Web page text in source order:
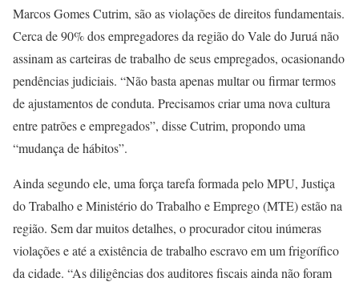
Marcos Gomes Cutrim, são as violações de direitos fundamentais.
Cerca de 90% dos empregadores da região do Vale do Juruá não
assinam as carteiras de trabalho de seus empregados, ocasionando
pendências judiciais. “Não basta apenas multar ou firmar termos
de ajustamentos de conduta. Precisamos criar uma nova cultura
entre patrões e empregados”, disse Cutrim, propondo uma
“mudança de hábitos”.
Ainda segundo ele, uma força tarefa formada pelo MPU, Justiça
do Trabalho e Ministério do Trabalho e Emprego (MTE) estão na
região. Sem dar muitos detalhes, o procurador citou inúmeras
violações e até a existência de trabalho escravo em um frigorífico
da cidade. “As diligências dos auditores fiscais ainda não foram